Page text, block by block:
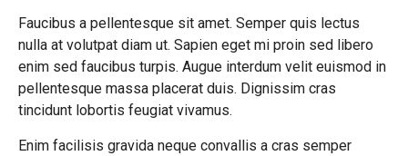
Faucibus a pellentesque sit amet. Semper quis lectus
nulla at volutpat diam ut. Sapien eget mi proin sed libero
enim sed faucibus turpis. Augue interdum velit euismod in
pellentesque massa placerat duis. Dignissim cras
tincidunt lobortis feugiat vivamus.
Enim facilisis gravida neque convallis a cras semper